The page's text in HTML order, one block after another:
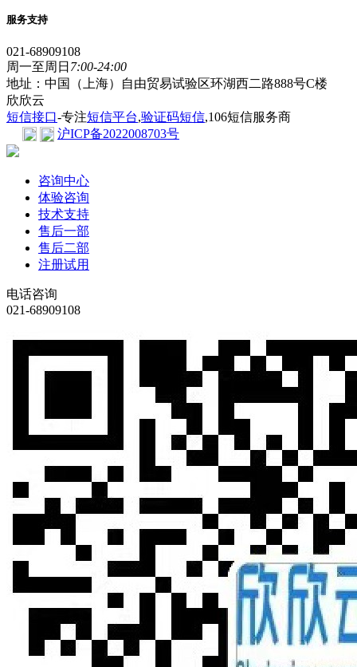
服务支持
021-68909108
周一至周日 7:00-24:00
地址：中国（上海）自由贸易试验区环湖西二路888号C楼
欣欣云
短信接口-专注短信平台,验证码短信,106短信服务商
沪ICP备2022008703号
咨询中心
体验咨询
技术支持
售后一部
售后二部
注册试用
电话咨询
021-68909108